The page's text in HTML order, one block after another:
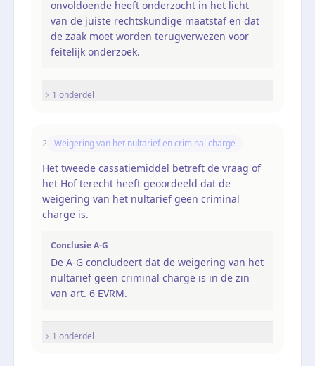
onvoldoende heeft onderzocht in het licht
van de juiste rechtskundige maatstaf en dat
de zaak moet worden terugverwezen voor
feitelijk onderzoek.
1 onderdel
2 Weigering van het nultarief en criminal charge
Het tweede cassatiemiddel betreft de vraag of
het Hof terecht heeft geoordeeld dat de
weigering van het nultarief geen criminal
charge is.
Conclusie A-G
De A-G concludeert dat de weigering van het
nultarief geen criminal charge is in de zin
van art. 6 EVRM.
1 onderdel